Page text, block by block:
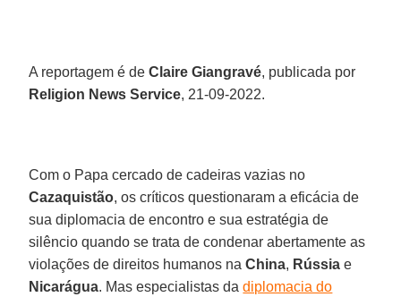
A reportagem é deClaire Giangravé, publicada por
Religion News Service, 21-09-2022.
Com o Papa cercado de cadeiras vazias no
Cazaquistão, os críticos questionaram a eficácia de
sua diplomacia de encontro e sua estratégia de
silêncio quando se trata de condenar abertamente as
violações de direitos humanos naChina, Rússia e
Nicarágua. Mas especialistas dadiplomacia do